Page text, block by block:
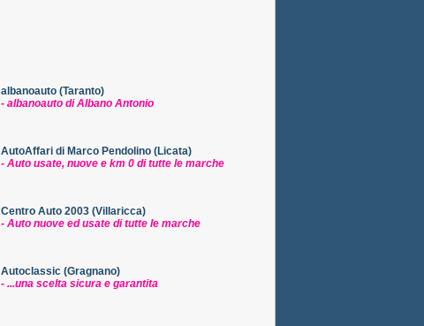
albanoauto (Taranto)
- albanoauto di Albano Antonio
AutoAffari di Marco Pendolino (Licata)
- Auto usate, nuove e km 0 di tutte le marche
Centro Auto 2003 (Villaricca)
- Auto nuove ed usate di tutte le marche
Autoclassic (Gragnano)
- ...una scelta sicura e garantita